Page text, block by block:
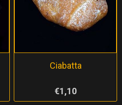
Ciabatta
€1,10